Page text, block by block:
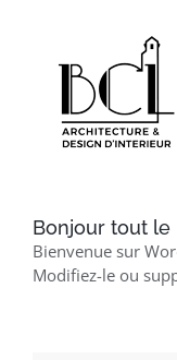
contenu
RÉNOVATION
Bonjour tout le
Bienvenue sur
Modifiez-le ou